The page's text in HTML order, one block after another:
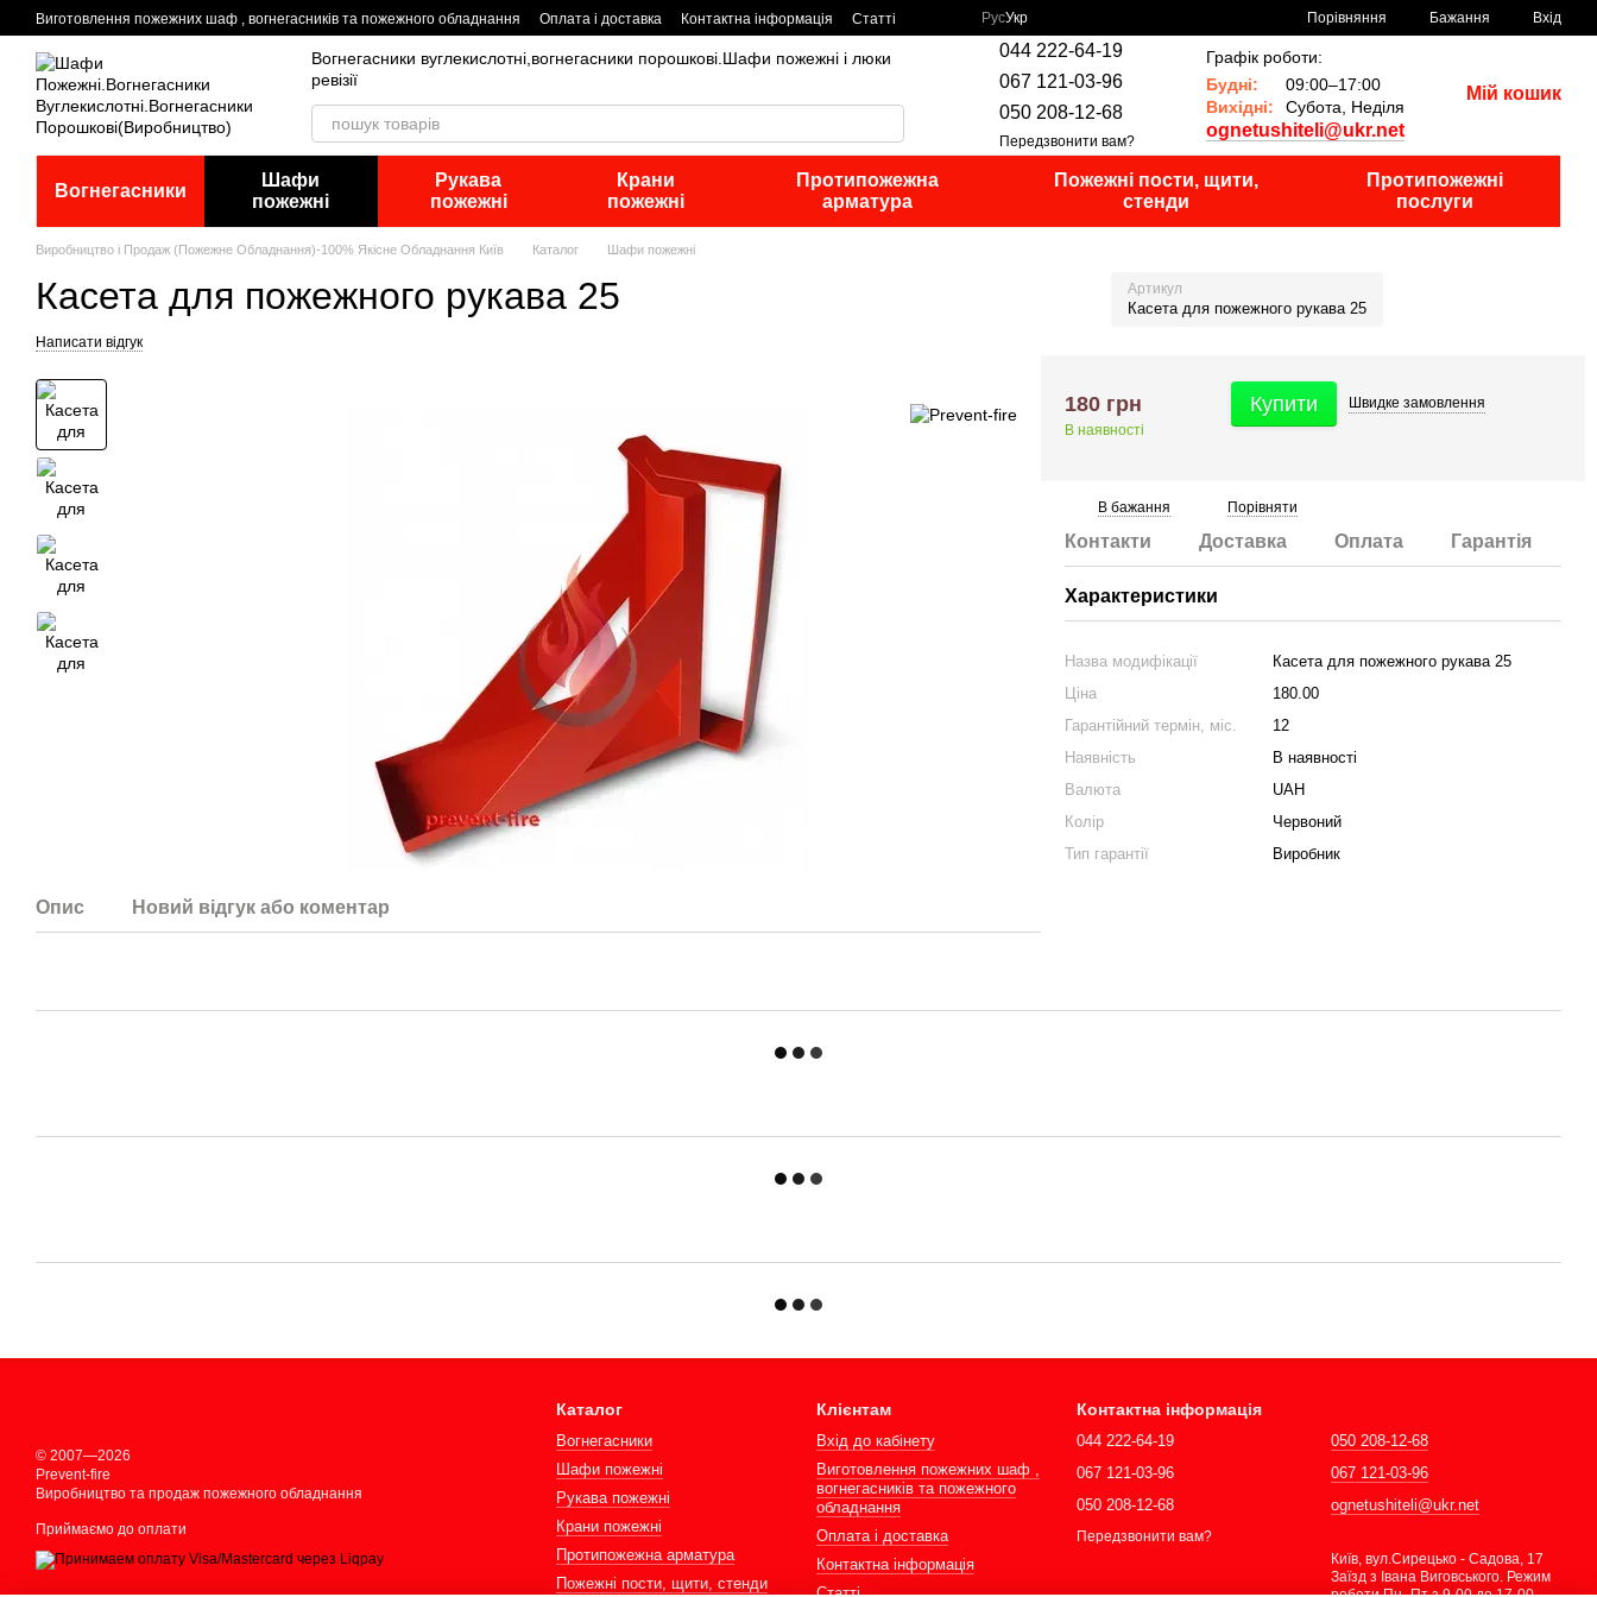
Перейти до основного контенту
Виготовлення пожежних шаф , вогнегасників та пожежного обладнання Оплата і доставка Контактна інформація Статті РусУкр Порівняння Бажання Вхід
Вогнегасники вуглекислотні,вогнегасники порошкові.Шафи пожежні і люки
ревізії
044 222-64-19
067 121-03-96
050 208-12-68
Передзвонити вам?
Графік роботи:
Будні:
09:00–17:00
Вихідні:
Субота, Неділя
ognetushiteli@ukr.net
Мій кошик
Вогнегасники
Шафи
пожежні
Рукава
пожежні
Крани
пожежні
Протипожежна
арматура
Пожежні пости, щити,
стенди
Протипожежні
послуги
Виробництво і Продаж (Пожежне Обладнання)-100% Якісне Обладнання Київ Каталог Шафи пожежні
Касета для пожежного рукава 25 Артикул
Касета для пожежного рукава 25
Написати відгук
Опис Новий відгук або коментар
180 грн
В наявності
Купити Швидке замовлення
В бажання Порівняти
Контакти Доставка Оплата Гарантія
Характеристики
Назва модифікації
Касета для пожежного рукава 25
Ціна
180.00
Гарантійний термін, міс.
12
Наявність
В наявності
Валюта
UAH
Колір
Червоний
Тип гарантії
Виробник
© 2007—2026
Prevent-fire
Виробництво та продаж пожежного обладнання
Приймаємо до оплати
Каталог
Вогнегасники
Шафи пожежні
Рукава пожежні
Крани пожежні
Протипожежна арматура
Пожежні пости, щити, стенди
Клієнтам
Вхід до кабінету
Виготовлення пожежних шаф ,
вогнегасників та пожежного
обладнання
Оплата і доставка
Контактна інформація
Статті
Контактна інформація
044 222-64-19
067 121-03-96
050 208-12-68
Передзвонити вам?
050 208-12-68
067 121-03-96
ognetushiteli@ukr.net
Київ, вул.Сирецько - Садова, 17
Заїзд з Івана Виговського. Режим